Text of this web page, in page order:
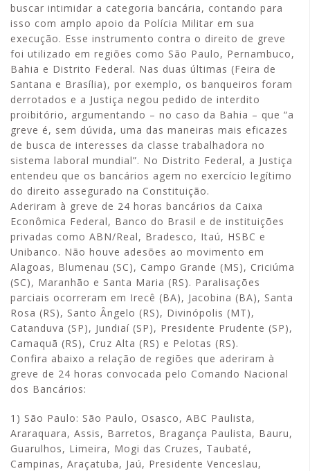
buscar intimidar a categoria bancária, contando para
isso com amplo apoio da Polícia Militar em sua
execução. Esse instrumento contra o direito de greve
foi utilizado em regiões como São Paulo, Pernambuco,
Bahia e Distrito Federal. Nas duas últimas (Feira de
Santana e Brasília), por exemplo, os banqueiros foram
derrotados e a Justiça negou pedido de interdito
proibitório, argumentando – no caso da Bahia – que “a
greve é, sem dúvida, uma das maneiras mais eficazes
de busca de interesses da classe trabalhadora no
sistema laboral mundial”. No Distrito Federal, a Justiça
entendeu que os bancários agem no exercício legítimo
do direito assegurado na Constituição.
Aderiram à greve de 24 horas bancários da Caixa
Econômica Federal, Banco do Brasil e de instituições
privadas como ABN/Real, Bradesco, Itaú, HSBC e
Unibanco. Não houve adesões ao movimento em
Alagoas, Blumenau (SC), Campo Grande (MS), Criciúma
(SC), Maranhão e Santa Maria (RS). Paralisações
parciais ocorreram em Irecê (BA), Jacobina (BA), Santa
Rosa (RS), Santo Ângelo (RS), Divinópolis (MT),
Catanduva (SP), Jundiaí (SP), Presidente Prudente (SP),
Camaquã (RS), Cruz Alta (RS) e Pelotas (RS).
Confira abaixo a relação de regiões que aderiram à
greve de 24 horas convocada pelo Comando Nacional
dos Bancários:
1) São Paulo: São Paulo, Osasco, ABC Paulista,
Araraquara, Assis, Barretos, Bragança Paulista, Bauru,
Guarulhos, Limeira, Mogi das Cruzes, Taubaté,
Campinas, Araçatuba, Jaú, Presidente Venceslau,